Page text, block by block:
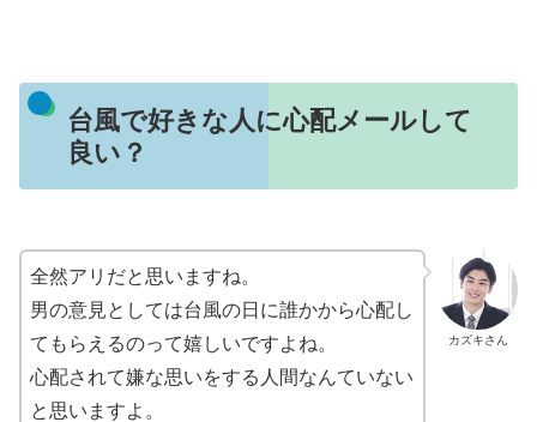
台風で好きな人に心配メールして
良い？
カズキさん
全然アリだと思いますね。
男の意見としては台風の日に誰かから心配し
てもらえるのって嬉しいですよね。
心配されて嫌な思いをする人間なんていない
と思いますよ。